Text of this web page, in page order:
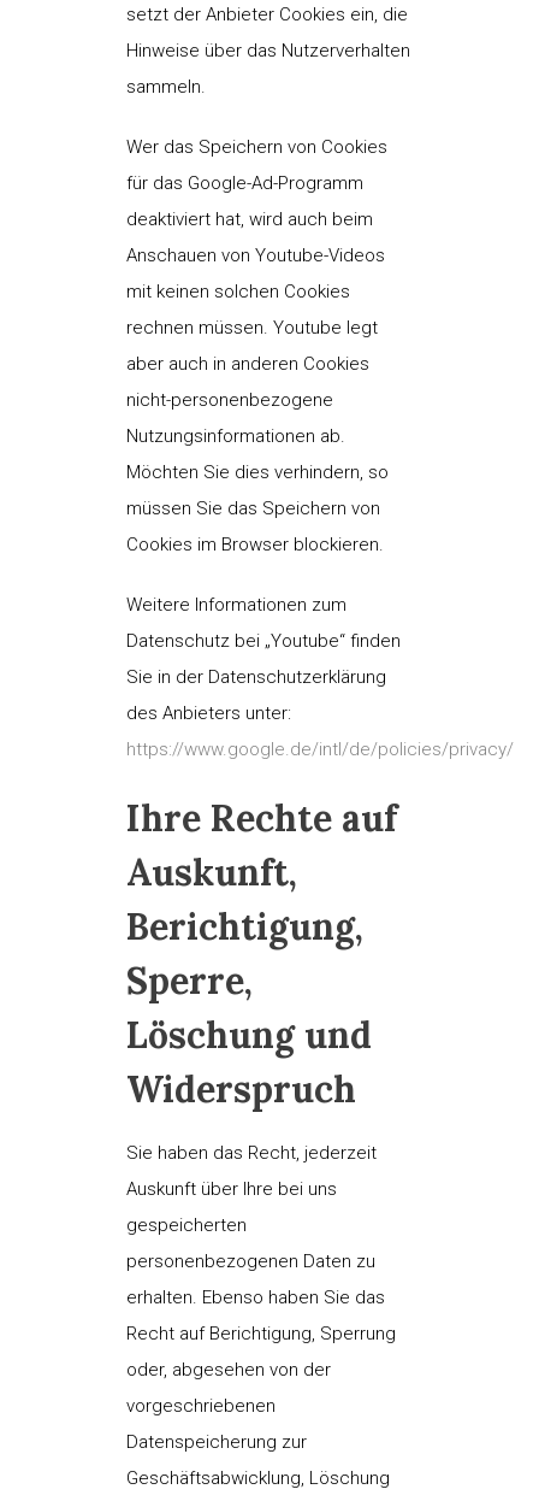
setzt der Anbieter Cookies ein, die
Hinweise über das Nutzerverhalten
sammeln.
Wer das Speichern von Cookies
für das Google-Ad-Programm
deaktiviert hat, wird auch beim
Anschauen von Youtube-Videos
mit keinen solchen Cookies
rechnen müssen. Youtube legt
aber auch in anderen Cookies
nicht-personenbezogene
Nutzungsinformationen ab.
Möchten Sie dies verhindern, so
müssen Sie das Speichern von
Cookies im Browser blockieren.
Weitere Informationen zum
Datenschutz bei „Youtube“ finden
Sie in der Datenschutzerklärung
des Anbieters unter:
https://www.google.de/intl/de/policies/privacy/
Ihre Rechte auf
Auskunft,
Berichtigung,
Sperre,
Löschung und
Widerspruch
Sie haben das Recht, jederzeit
Auskunft über Ihre bei uns
gespeicherten
personenbezogenen Daten zu
erhalten. Ebenso haben Sie das
Recht auf Berichtigung, Sperrung
oder, abgesehen von der
vorgeschriebenen
Datenspeicherung zur
Geschäftsabwicklung, Löschung